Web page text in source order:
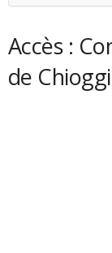
Accès :
de